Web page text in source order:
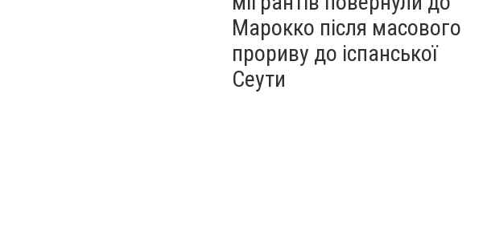
Марокко після масового
прориву до іспанської
Сеути